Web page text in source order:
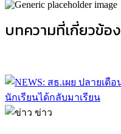
บทความที่เกี่ยวข้อง
ข่าว